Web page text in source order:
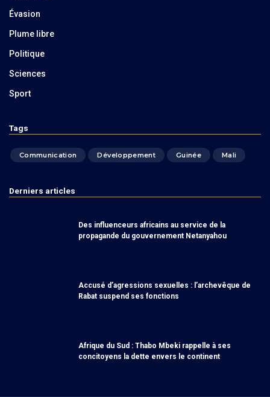
Évasion
Plume libre
Politique
Sciences
Sport
Tags
Communication Développement Guinée Mali
Derniers articles
Des influenceurs africains au service de la
propagande du gouvernement Netanyahou
Accusé d’agressions sexuelles : l’archevêque de
Rabat suspend ses fonctions
Afrique du Sud : Thabo Mbeki rappelle à ses
concitoyens la dette envers le continent